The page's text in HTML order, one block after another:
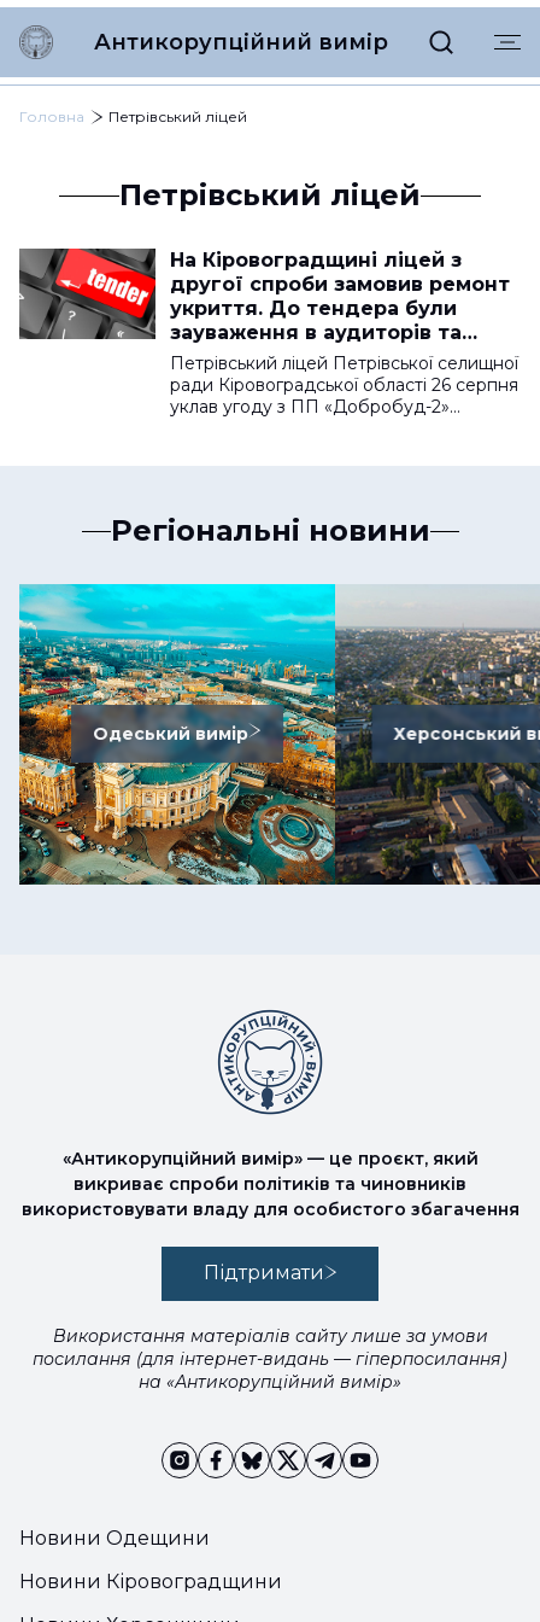
Антикорупційний вимір
Головна Петрівський ліцей
Петрівський ліцей
На Кіровоградщині ліцей з
другої спроби замовив ремонт
укриття. До тендера були
зауваження в аудиторів та
учасників
Петрівський ліцей Петрівської селищної
ради Кіровоградської області 26 серпня
уклав угоду з ПП «Добробуд-2»…
Регіональні новини
Одеський вимір Херсонський
Новини Одещини
Новини Кіровоградщини
«Антикорупційний вимір» — це проєкт, який
викриває спроби політиків та чиновників
використовувати владу для особистого збагачення
Підтримати
Використання матеріалів сайту лише за умови
посилання (для інтернет-видань — гіперпосилання)
на «Антикорупційний вимір»